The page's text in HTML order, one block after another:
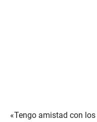
«Tengo amistad con